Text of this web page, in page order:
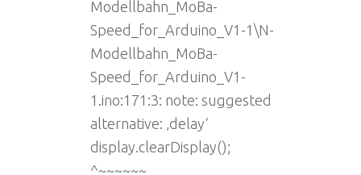
Modellbahn_MoBa-
Speed_for_Arduino_V1-1\N-
Modellbahn_MoBa-
Speed_for_Arduino_V1-
1.ino:171:3: note: suggested
alternative: ‚delay‘
display.clearDisplay();
^~~~~~~